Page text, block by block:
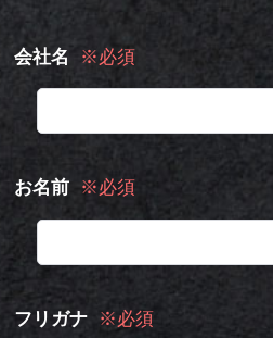
会社名 ※必須
お名前 ※必須
フリガナ ※必須